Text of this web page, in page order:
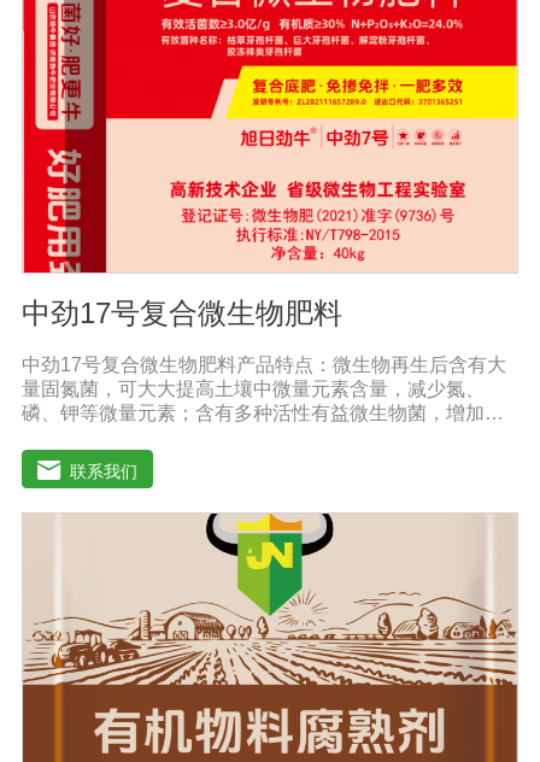
壤中不溶性的磷和钾肥，成为植物可以吸收的磷和钾肥，
可以大大提高作物对肥料的利用率。在释放磷和钾的同
时，它还可以促进土壤中微量元素的释放和作物的利用，
同时，有益的细菌可以代谢多种植物所需的物质，如小分
子氨基酸、生长刺激物、维生素等。
中劲17号复合微生物肥料
中劲17号复合微生物肥料产品特点：微生物再生后含有大
量固氮菌，可大大提高土壤中微量元素含量，减少氮、
磷、钾等微量元素；含有多种活性有益微生物菌，增加土
大大提高土壤肥力，减少化肥用量。增产效果明显：根据
作物的不同，高达20%-60%。提高作物和农产品质量，增
加农民收入。重建健康土壤，改善作物抵抗病虫害。改善
土壤板结，激发土壤活力，提供额外的天然植物生长和。
发达根系，增强吸收能力，提高作物和抵抗力。抑制土壤
促进植物生长发育，提高抗逆性。促进根系生长，果树开
花整齐，保花保果；落叶期晚，抗早春病害。防治早衰，
抗重建，抗倒伏，抗旱抗寒。根据作物肥料需求的特点，
每个时期都有不同的肥料需求，使作物在早期阶段不会出
葡萄、桃、枸杞、蜜桔、柿子、石榴、猕猴桃、李子、龙
眼、荔枝、柑橘、青梅等瓜菜类：土豆、茄子、黄瓜、大
联系我们